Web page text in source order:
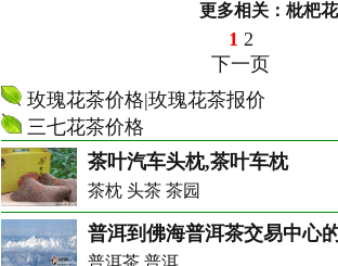
更多相关： 枇杷
1 2
下一页
玫瑰花茶价格|玫瑰花茶报价
三七花茶价格
茶叶汽车头枕,茶叶车枕
茶枕 头茶 茶园
普洱到佛海普洱茶交易中心
普洱茶 普洱